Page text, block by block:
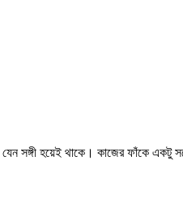
সঙ্গী হয়েই থাকে। কাজের ফাঁকে একটু